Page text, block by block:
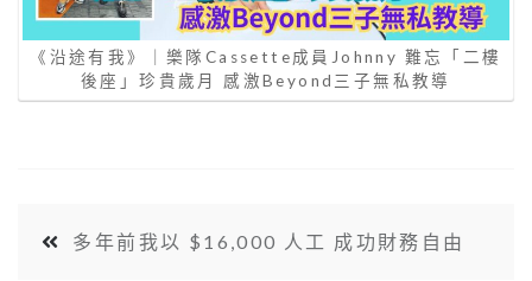
《沿途有我》｜樂隊Cassette成員Johnny 難忘「二樓
後座」珍貴歲月 感激Beyond三子無私教導
多年前我以 $16,000 人工 成功財務自由